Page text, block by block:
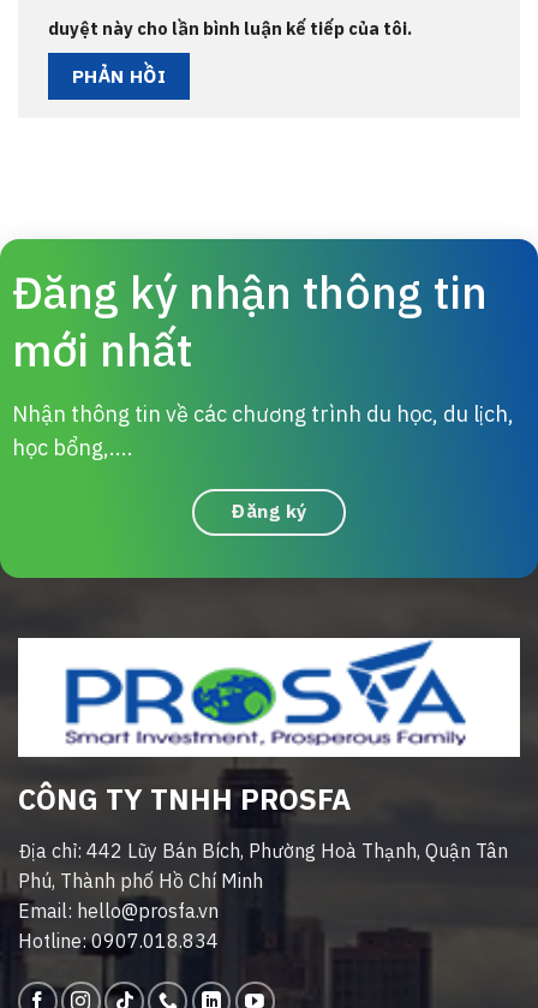
duyệt này cho lần bình luận kế tiếp của tôi.
Đăng ký nhận thông tin
mới nhất
Nhận thông tin về các chương trình du học, du lịch,
học bổng,....
Đăng ký
CÔNG TY TNHH PROSFA
Địa chỉ: 442 Lũy Bán Bích, Phường Hoà Thạnh, Quận Tân
Phú, Thành phố Hồ Chí Minh
Email: hello@prosfa.vn
Hotline: 0907.018.834